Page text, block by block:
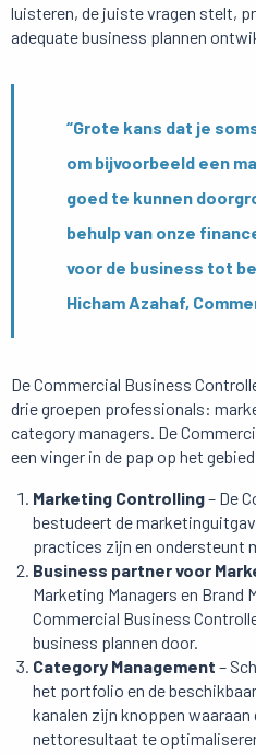
luisteren, de juiste vragen stelt,
adequate business plannen
“Grote kans dat je
om bijvoorbeeld een
goed te kunnen
behulp van onze
voor de business tot
Hicham Azahaf,
De Commercial Business
drie groepen professionals:
category managers. De
een vinger in de pap op het
Marketing Controlling– De
bestudeert de
practices zijn en ondersteunt
Business partner voor
Marketing Managers en Brand
Commercial Business
business plannen door.
Category Management –
het portfolio en de
kanalen zijn knoppen
nettoresultaat te